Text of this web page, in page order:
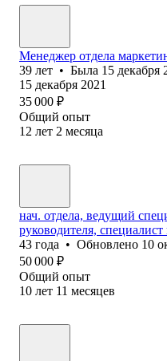
Менеджер отдела
39 лет • Была 15 декабря
15 декабря 2021
35 000 ₽
Общий опыт
12 лет 2 месяца
нач. отдела, ведущий
руководителя,
43 года • Обновлено 10
50 000 ₽
Общий опыт
10 лет 11 месяцев